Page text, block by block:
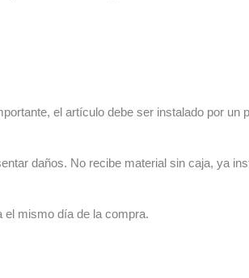
el artículo debe ser instalado por un
daños. No recibe material sin caja, ya
el mismo día de la compra.